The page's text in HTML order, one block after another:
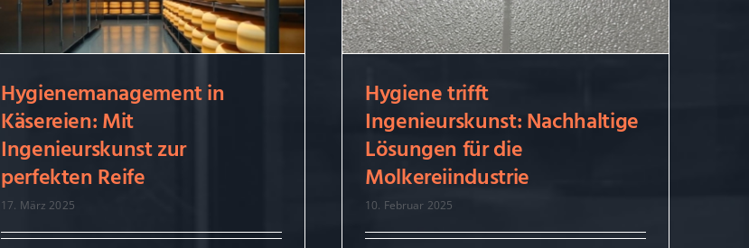
Hygienemanagement in
Käsereien: Mit
Ingenieurskunst zur
perfekten Reife
Hygienemanagement in
Käsereien: Mit
Ingenieurskunst zur
perfekten Reife
17. März 2025
Hygiene trifft
Ingenieurskunst: Nachhaltige
Lösungen für die
Molkereiindustrie
Hygiene trifft
Ingenieurskunst: Nachhaltige
Lösungen für die
Molkereiindustrie
10. Februar 2025